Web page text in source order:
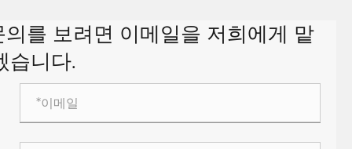
를 보려면 이메일을 저희에게 맡
습니다.